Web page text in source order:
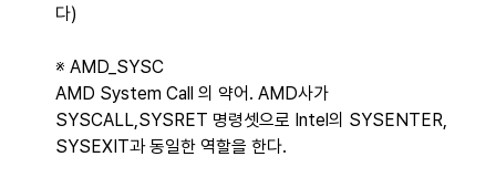
다)
※ AMD_SYSC
AMD System Call 의 약어. AMD사가
SYSCALL,SYSRET 명령셋으로 Intel의 SYSENTER,
SYSEXIT과 동일한 역할을 한다.